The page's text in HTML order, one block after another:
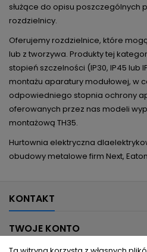
służące do opisu poszczególnych
rozdzielnicy.
Oferujemy rozdzielnice, które
lub z tworzywa. Produkty tej
stopień szczelności (IP30, IP45 lub
montażu aparatury modułowej, w
odpowiedniego stopnia ochrony
oferowanych przez nas modeli
montażową TH35.
Hurtownia elektryczna
obudowy metalowe firm Next,
KONTAKT
TWOJE KONTO